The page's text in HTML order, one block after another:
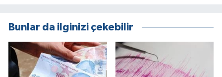
Bunlar da ilginizi çekebilir